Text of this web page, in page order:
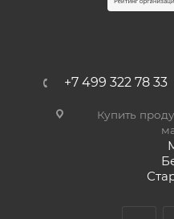
+7 499 322 78 33
Купить